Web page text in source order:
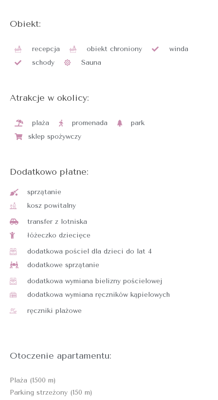
Obiekt:
recepcja obiekt chroniony
winda
schody
Sauna
Atrakcje w okolicy:
plaża promenada
park
sklep spożywczy
Dodatkowo płatne:
sprzątanie
kosz powitalny
transfer z lotniska
łóżeczko dziecięce
dodatkowa pościel dla dzieci do lat 4
dodatkowe sprzątanie
dodatkowa wymiana bielizny pościelowej
dodatkowa wymiana ręczników kąpielowych
ręczniki plażowe
Otoczenie apartamentu:
Plaża (1500 m)
Parking strzeżony (150 m)